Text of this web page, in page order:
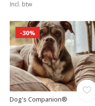
Incl. btw
-30%
Dog's Companion®